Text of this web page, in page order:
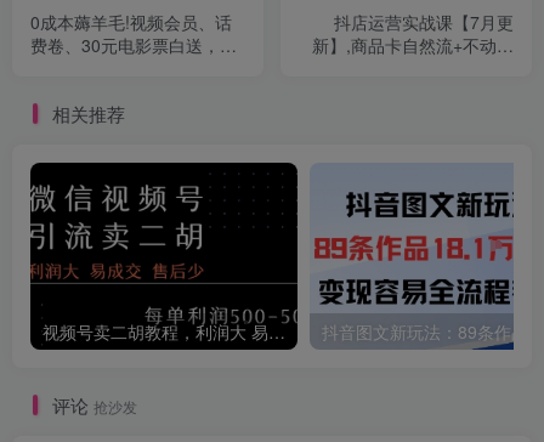
0成本薅羊毛!视频会员、话
费卷、30元电影票白送，分
抖店运营实战课【7月更
新】,商品卡自然流+不动销
相关推荐
视频号卖二胡教程，利润大 易成交 售后少，一单利润5张+
评论 抢沙发